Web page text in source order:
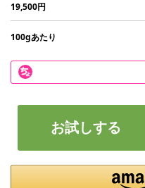
19,500円
100gあたり
お試しする